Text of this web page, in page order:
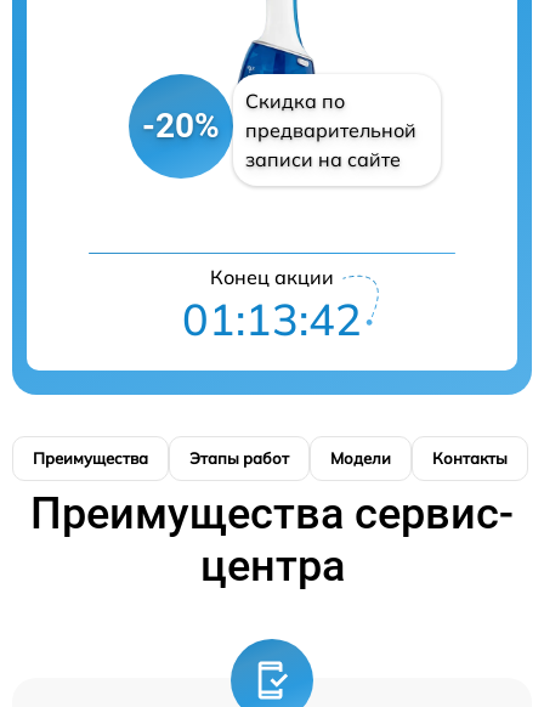
-20%
Скидка по
предварительной
записи на сайте
Конец акции
01:13:42
Преимущества Этапы работ Модели Контакты
Преимущества сервис-
центра